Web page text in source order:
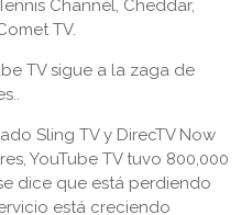
Channel, Cheddar,
TV.
TV sigue a la zaga de
Sling TV y DirecTV Now
YouTube TV tuvo 800,000
dice que está perdiendo
está creciendo